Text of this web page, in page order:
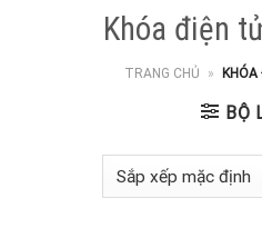
Khóa điện
TRANG CHỦ »
BỘ